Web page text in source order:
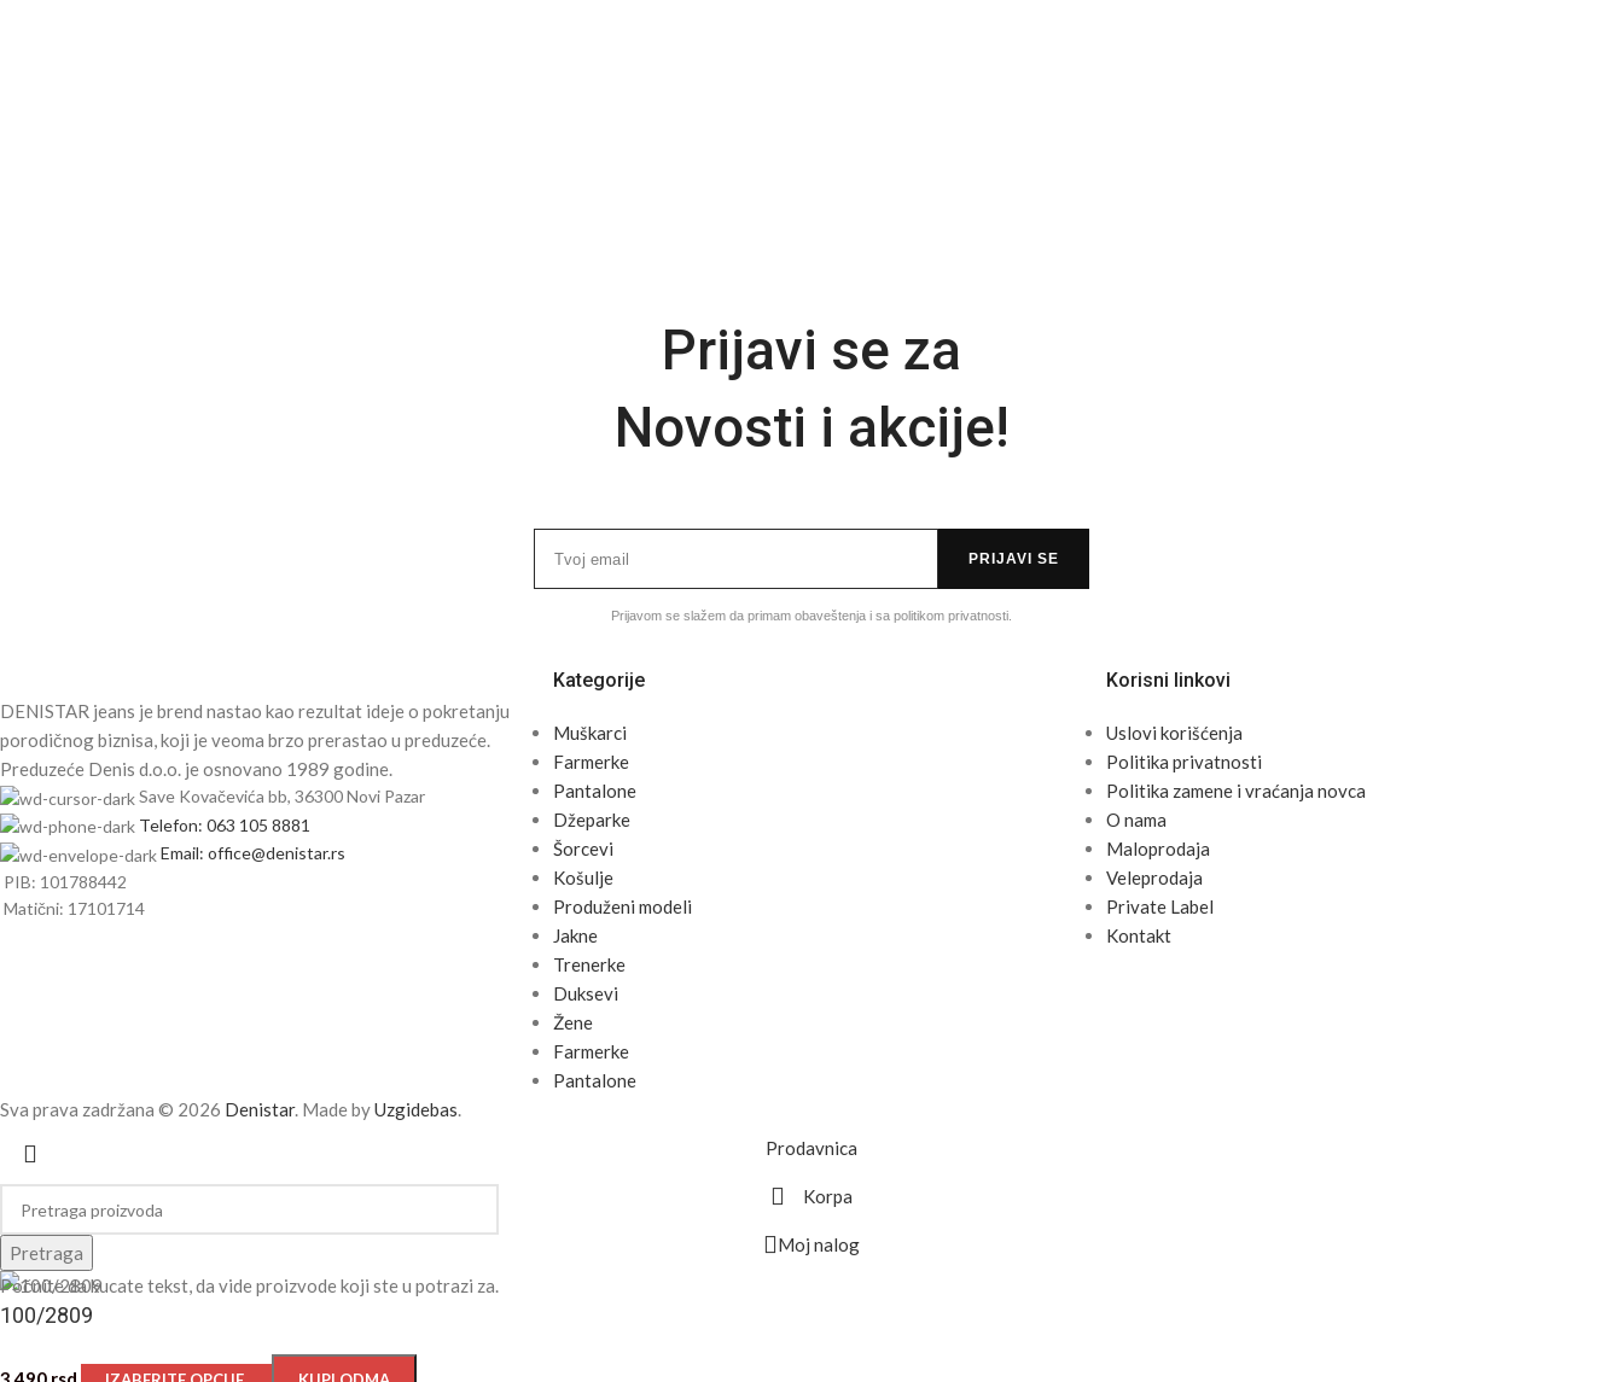
Prijavi se za
Novosti i akcije!
PRIJAVI SE
Prijavom se slažem da primam obaveštenja i sa politikom privatnosti.
DENISTAR jeans je brend nastao kao rezultat ideje o pokretanju
porodičnog biznisa, koji je veoma brzo prerastao u preduzeće.
Preduzeće Denis d.o.o. je osnovano 1989 godine.
Save Kovačevića bb, 36300 Novi Pazar
Telefon: 063 105 8881
Email: office@denistar.rs
PIB: 101788442
Matični: 17101714
Kategorije
Muškarci
Farmerke
Pantalone
Džeparke
Šorcevi
Košulje
Produženi modeli
Jakne
Trenerke
Duksevi
Žene
Farmerke
Pantalone
Korisni linkovi
Uslovi korišćenja
Politika privatnosti
Politika zamene i vraćanja novca
O nama
Maloprodaja
Veleprodaja
Private Label
Kontakt
Sva prava zadržana © 2026 Denistar. Made byUzgidebas.
Pretraga
Počnite da kucate tekst, da vide proizvode koji ste u potrazi za.
Prodavnica
Korpa
Moj nalog
100/2809